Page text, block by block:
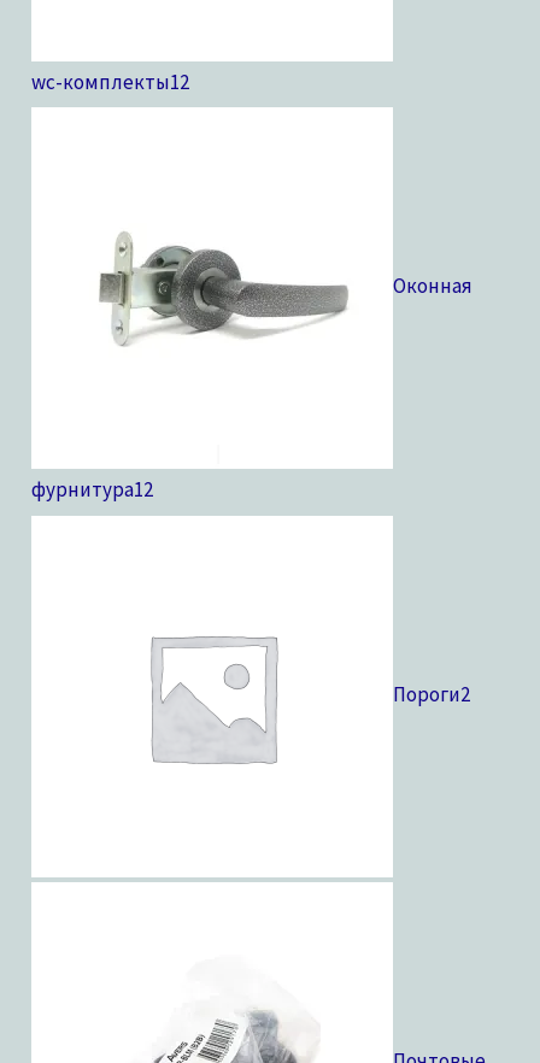
wc-комплекты12
Оконная
фурнитура12
Пороги2